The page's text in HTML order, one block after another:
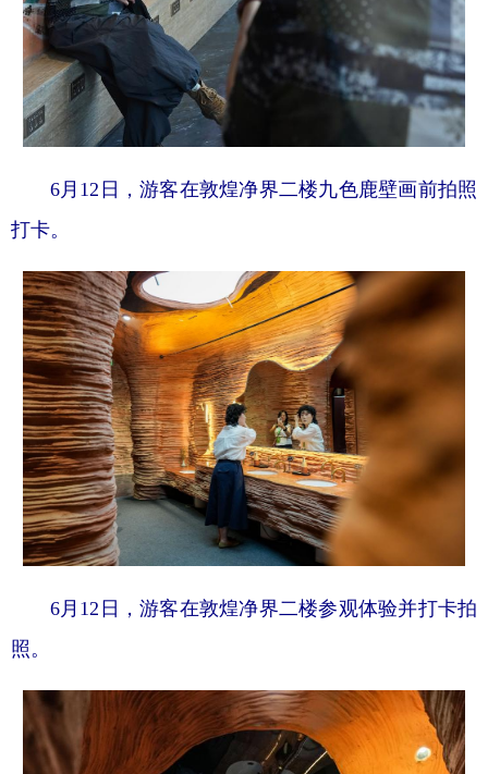
6月12日，游客在敦煌净界二楼九色鹿壁画前拍照
打卡。
6月12日，游客在敦煌净界二楼参观体验并打卡拍
照。